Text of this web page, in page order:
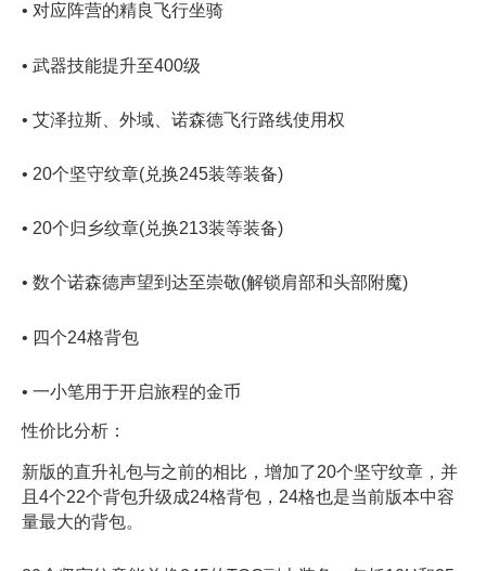
• 对应阵营的精良飞行坐骑
• 武器技能提升至400级
• 艾泽拉斯、外域、诺森德飞行路线使用权
• 20个坚守纹章(兑换245装等装备)
• 20个归乡纹章(兑换213装等装备)
• 数个诺森德声望到达至崇敬(解锁肩部和头部附魔)
• 四个24格背包
• 一小笔用于开启旅程的金币
性价比分析：
新版的直升礼包与之前的相比，增加了20个坚守纹章，并
且4个22个背包升级成24格背包，24格也是当前版本中容
量最大的背包。